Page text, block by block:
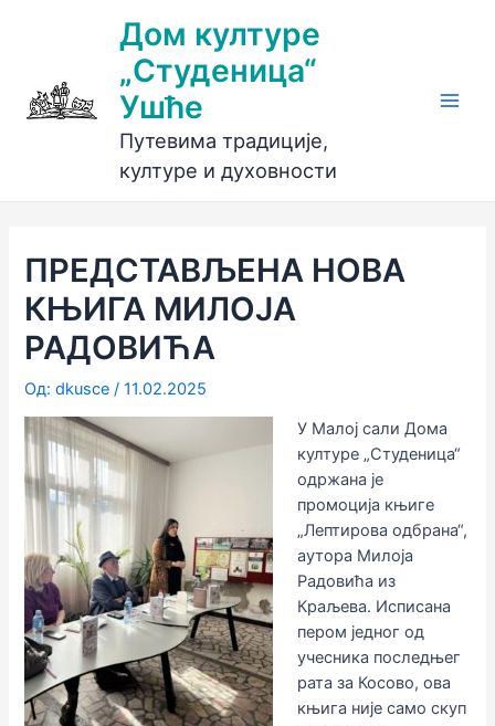
Дом културе
„Студеница“
Ушће
Путевима традиције,
културе и духовности
ПРЕДСТАВЉЕНА НОВА
КЊИГА МИЛОЈА
РАДОВИЋА
Од: dkusce/11.02.2025
У Малој сали Дома
културе „Студеница“
одржана је
промоција књиге
„Лептирова одбрана“,
аутора Милоја
Радовића из
Краљева. Исписана
пером једног од
учесника последњег
рата за Косово, ова
књига није само скуп